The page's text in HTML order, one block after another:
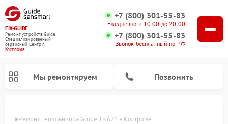
FIX-GUIDE
Ремонт устройств Guide
Специализированный
cервисный центр г.
Кострома
+7 (800) 301-55-83
Ежедневно, с 10:00 до 20:00
+7 (800) 301-55-83
Звонок бесплатный по РФ
Мы ремонтируем Позвонить
Ремонт тепловизора Guide TK621 в Костроме